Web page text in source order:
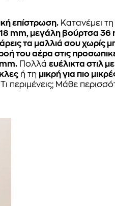
επίστρωση.Κατανέμει
mm, μεγάλη βούρτσα
τα μαλλιά σου χωρίς
του αέρα στις
Πολλά ευέλικτα στιλ
ή τη μικρή για πιο
Τι περιμένεις; Μάθε